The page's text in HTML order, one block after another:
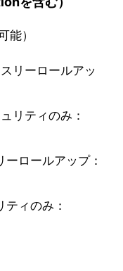
能）
リーロールアッ
リティのみ：
ロールアップ：
ィのみ：